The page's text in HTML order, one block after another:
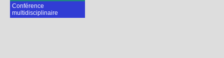
Conférence
multidisciplinaire